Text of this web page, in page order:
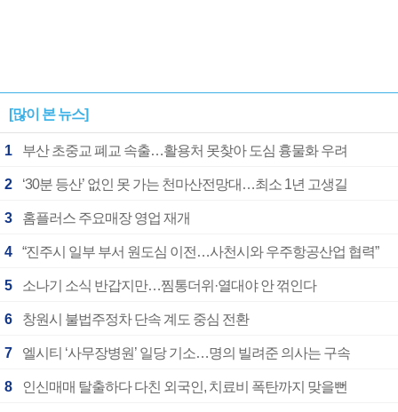
[많이 본 뉴스]
1 부산 초중교 폐교 속출…활용처 못찾아 도심 흉물화 우려
2 ‘30분 등산’ 없인 못 가는 천마산전망대…최소 1년 고생길
3 홈플러스 주요매장 영업 재개
4 “진주시 일부 부서 원도심 이전…사천시와 우주항공산업 협력”
5 소나기 소식 반갑지만…찜통더위·열대야 안 꺾인다
6 창원시 불법주정차 단속 계도 중심 전환
7 엘시티 ‘사무장병원’ 일당 기소…명의 빌려준 의사는 구속
8 인신매매 탈출하다 다친 외국인, 치료비 폭탄까지 맞을뻔